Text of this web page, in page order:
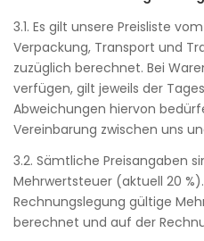
3.1. Es gilt unsere Preisliste
Verpackung, Transport und
zuzüglich berechnet. Bei
verfügen, gilt jeweils der
Abweichungen hiervon
Vereinbarung zwischen uns
3.2. Sämtliche Preisangaben
Mehrwertsteuer (aktuell 20
Rechnungslegung gültige
berechnet und auf der